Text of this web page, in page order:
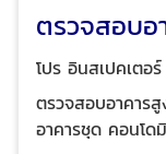
ตรวจสอบอ
โปร อินสเปคเตอร์
ตรวจสอบอาคารสูง
อาคารชุด คอนโดมิเนียม ตรวจสอบอาคาร